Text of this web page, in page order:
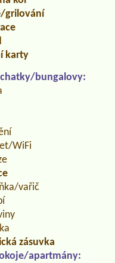
grilování
karty
bungalovy:
WiFi
vařič
zásuvka
apartmány: